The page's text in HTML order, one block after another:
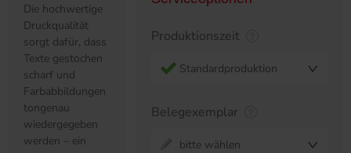
Die hochwertige
Druckqualität
sorgt dafür, dass
Texte gestochen
scharf und
Farbabbildungen
tongenau
wiedergegeben
werden – ein
Produktionszeit
Standardproduktion
Belegexemplar
bitte wählen